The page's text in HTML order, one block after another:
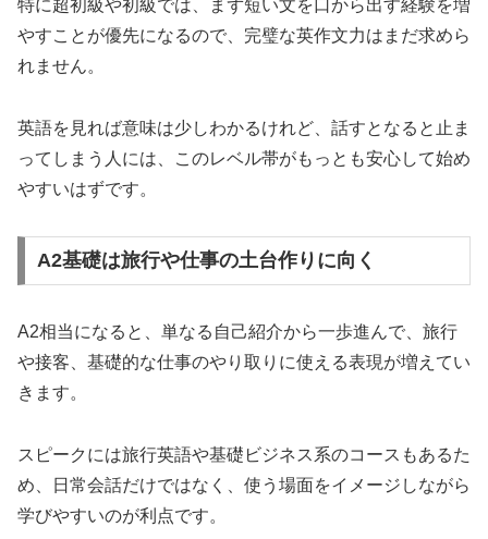
特に超初級や初級では、まず短い文を口から出す経験を増
やすことが優先になるので、完璧な英作文力はまだ求めら
れません。
英語を見れば意味は少しわかるけれど、話すとなると止ま
ってしまう人には、このレベル帯がもっとも安心して始め
やすいはずです。
A2基礎は旅行や仕事の土台作りに向く
A2相当になると、単なる自己紹介から一歩進んで、旅行
や接客、基礎的な仕事のやり取りに使える表現が増えてい
きます。
スピークには旅行英語や基礎ビジネス系のコースもあるた
め、日常会話だけではなく、使う場面をイメージしながら
学びやすいのが利点です。